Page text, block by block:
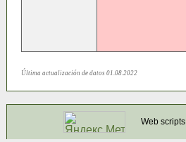
Última actualización de datos 01.08.2022
Web scripts